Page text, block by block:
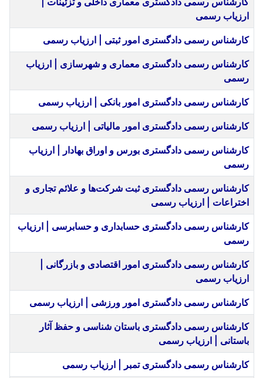
ارزیاب رسمی
کارشناس رسمی دادگستری امور ثبتی | ارزیاب رسمی
کارشناس رسمی دادگستری معماری و شهرسازی | ارزیاب
رسمی
کارشناس رسمی دادگستری امور بانکی | ارزیاب رسمی
کارشناس رسمی دادگستری امور مالیاتی | ارزیاب رسمی
کارشناس رسمی دادگستری بورس و اوراق بهادار | ارزیاب
رسمی
کارشناس رسمی دادگستری ثبت شرکت‌ها و علائم تجاری و
اختراعات | ارزیاب رسمی
کارشناس رسمی دادگستری حسابداری و حسابرسی | ارزیاب
رسمی
کارشناس رسمی دادگستری امور اقتصادی و بازرگانی |
ارزیاب رسمی
کارشناس رسمی دادگستری امور ورزشی | ارزیاب رسمی
کارشناس رسمی دادگستری باستان شناسی و حفظ آثار
باستانی | ارزیاب رسمی
کارشناس رسمی دادگستری تمبر | ارزیاب رسمی